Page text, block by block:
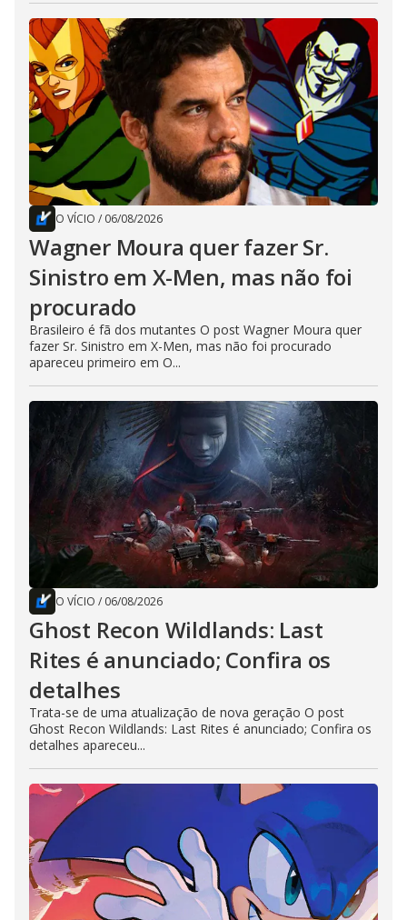
O VÍCIO / 06/08/2026
Wagner Moura quer fazer Sr.
Sinistro em X-Men, mas não foi
procurado
Brasileiro é fã dos mutantes O post Wagner Moura quer
fazer Sr. Sinistro em X-Men, mas não foi procurado
apareceu primeiro em O...
O VÍCIO / 06/08/2026
Ghost Recon Wildlands: Last
Rites é anunciado; Confira os
detalhes
Trata-se de uma atualização de nova geração O post
Ghost Recon Wildlands: Last Rites é anunciado; Confira os
detalhes apareceu...